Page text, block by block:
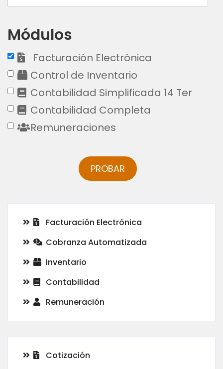
Módulos
MódulosFacturación Electrónica
Control de Inventario
Contabilidad Simplificada 14 Ter
Contabilidad Completa
Remuneraciones
Facturación Electrónica
Cobranza Automatizada
Inventario
Contabilidad
Remuneración
Cotización